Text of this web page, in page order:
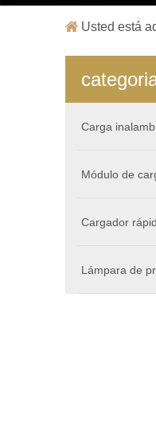
Usted está
Carga
Módulo de
Cargador
Lámpara de